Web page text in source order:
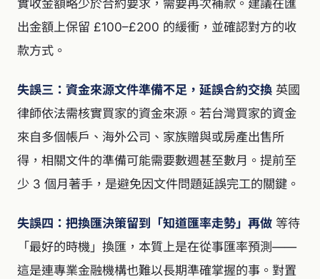
實收金額略少於合約要求，需要再次補款。建議在匯
出金額上保留 £100–£200 的緩衝，並確認對方的收
款方式。
失誤三：資金來源文件準備不足，延誤合約交換 英國
律師依法需核實買家的資金來源。若台灣買家的資金
來自多個帳戶、海外公司、家族贈與或房產出售所
得，相關文件的準備可能需要數週甚至數月。提前至
少 3 個月著手，是避免因文件問題延誤完工的關鍵。
失誤四：把換匯決策留到「知道匯率走勢」再做 等待
「最好的時機」換匯，本質上是在從事匯率預測——
這是連專業金融機構也難以長期準確掌握的事。對置